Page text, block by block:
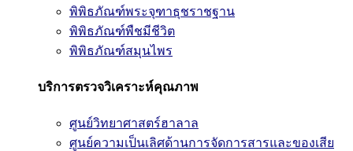
พิพิธภัณฑ์พระจุฑาธุชราชฐาน
พิพิธภัณฑ์พืชมีชีวิต
พิพิธภัณฑ์สมุนไพร
บริการตรวจวิเคราะห์คุณภาพ
ศูนย์วิทยาศาสตร์ฮาลาล
ศูนย์ความเป็นเลิศด้านการจัดการสารและของเสีย